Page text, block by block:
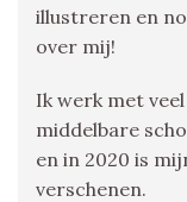
illustreren en
over mij!
Ik werk met
middelbare
en in 2020 is
verschenen.